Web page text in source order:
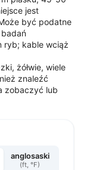
jest
być podatne
ryb; kable wciąż
żółwie, wiele
znaleźć
zobaczyć lub
anglosaski
(ft, °F)